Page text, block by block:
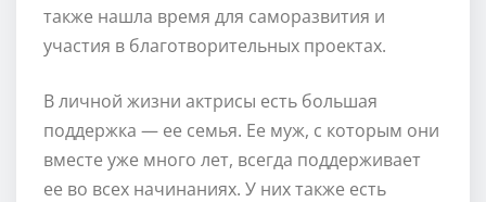
также нашла время для саморазвития и
участия в благотворительных проектах.
В личной жизни актрисы есть большая
поддержка — ее семья. Ее муж, с которым они
вместе уже много лет, всегда поддерживает
ее во всех начинаниях. У них также есть